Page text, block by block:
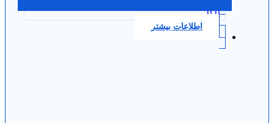
0.0
اطلاعات بیشتر